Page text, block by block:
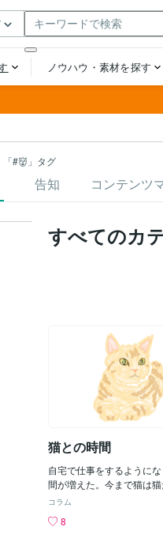
「#👹」タグ
告知 コンテンツ
すべてのカ
猫との時間
自宅で仕事をするように
間が増えた。今まで猫は
が、どうも時間が増えて
猫は言葉を喋る。それも日
コラム
8